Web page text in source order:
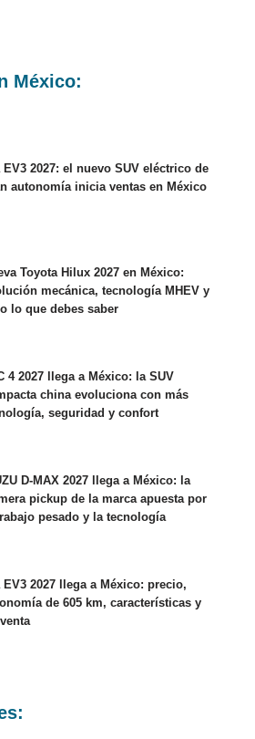
México:
EV3 2027: el nuevo SUV eléctrico de
autonomía inicia ventas en México
Toyota Hilux 2027 en México:
mecánica, tecnología MHEV y
lo que debes saber
4 2027 llega a México: la SUV
china evoluciona con más
seguridad y confort
D-MAX 2027 llega a México: la
pickup de la marca apuesta por
pesado y la tecnología
EV3 2027 llega a México: precio,
de 605 km, características y